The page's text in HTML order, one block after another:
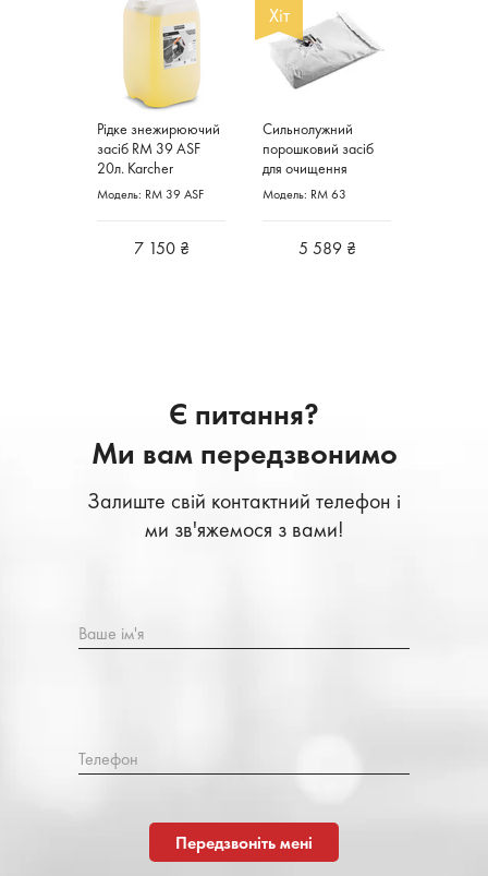
Рідке знежирюючий
засіб RM 39 ASF
20л. Karcher
Німеччина
Модель: RM 39 ASF
7 150 ₴
Хіт
Сильнолужний
порошковий засіб
для очищення
деталей RM 63 20кг
Модель: RM 63
5 589 ₴
Є питання?
Ми вам передзвонимо
Залиште свій контактний телефон і
ми зв'яжемося з вами!
Ваше ім'я
Телефон
Передзвоніть мені